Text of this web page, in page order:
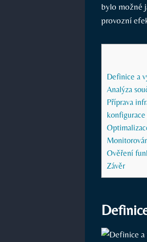
bylo možné
provozní
Definice a
Analýza
Příprava
Ověření
Závěr